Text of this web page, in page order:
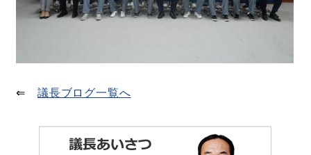
⇐議長ブログ一覧へ